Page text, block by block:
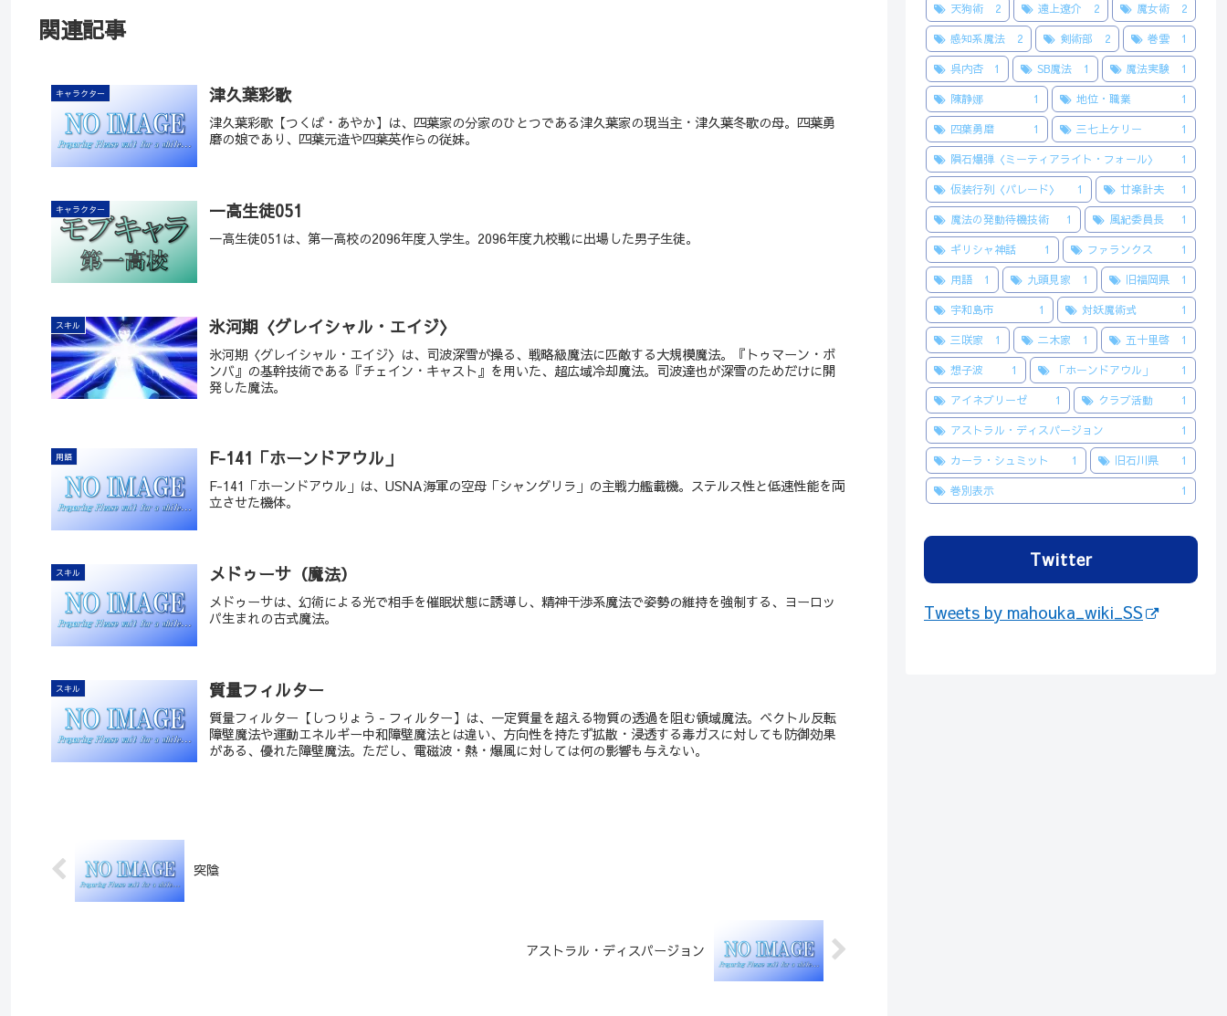
関連記事
キャラクター 津久葉彩歌
津久葉彩歌【つくば・あやか】は、四葉家の分家のひとつである津久葉家の現当主・津久葉冬歌の母。四葉勇
磨の娘であり、四葉元造や四葉英作らの従妹。
キャラクター 一高生徒051
一高生徒051は、第一高校の2096年度入学生。2096年度九校戦に出場した男子生徒。
スキル 氷河期〈グレイシャル・エイジ〉
氷河期〈グレイシャル・エイジ〉は、司波深雪が操る、戦略級魔法に匹敵する大規模魔法。『トゥマーン・ボ
ンバ』の基幹技術である『チェイン・キャスト』を用いた、超広域冷却魔法。司波達也が深雪のためだけに開
発した魔法。
用語 F-141「ホーンドアウル」
F-141「ホーンドアウル」は、USNA海軍の空母「シャングリラ」の主戦力艦載機。ステルス性と低速性能を両
立させた機体。
スキル メドゥーサ（魔法）
メドゥーサは、幻術による光で相手を催眠状態に誘導し、精神干渉系魔法で姿勢の維持を強制する、ヨーロッ
パ生まれの古式魔法。
スキル 質量フィルター
質量フィルター【しつりょう - フィルター】は、一定質量を超える物質の透過を阻む領域魔法。ベクトル反転
障壁魔法や運動エネルギー中和障壁魔法とは違い、方向性を持たず拡散・浸透する毒ガスに対しても防御効果
がある、優れた障壁魔法。ただし、電磁波・熱・爆風に対しては何の影響も与えない。
突陰
アストラル・ディスパージョン
天狗術 2 遠上遼介 2 魔女術 2
感知系魔法 2 剣術部 2 巻雲 1
呉内杏 1 SB魔法 1 魔法実験 1
陳静娜 1 地位・職業 1
四葉勇磨 1 三七上ケリー 1
隕石爆弾〈ミーティアライト・フォール〉 1
仮装行列〈パレード〉 1 廿楽計夫 1
魔法の発動待機技術 1 風紀委員長 1
ギリシャ神話 1 ファランクス 1
用語 1 九頭見家 1 旧福岡県 1
宇和島市 1 対妖魔術式 1
三咲家 1 二木家 1 五十里啓 1
想子波 1 「ホーンドアウル」 1
アイネブリーゼ 1 クラブ活動 1
アストラル・ディスパージョン 1
カーラ・シュミット 1 旧石川県 1
巻別表示 1
Twitter
Tweets by mahouka_wiki_SS